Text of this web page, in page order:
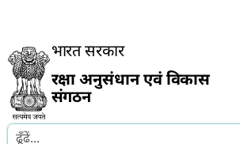
भारत सरकार
रक्षा अनुसंधान एवं विकास
संगठन
Search here
Untitled
Slide